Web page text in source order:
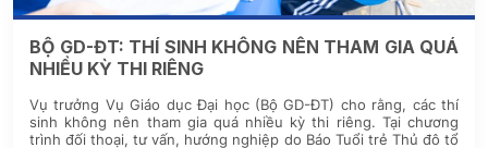
BỘ GD-ĐT: THÍ SINH KHÔNG NÊN THAM GIA QUÁ
NHIỀU KỲ THI RIÊNG
Vụ trưởng Vụ Giáo dục Đại học (Bộ GD-ĐT) cho rằng, các thí
sinh không nên tham gia quá nhiều kỳ thi riêng. Tại chương
trình đối thoại, tư vấn, hướng nghiệp do Báo Tuổi trẻ Thủ đô tổ